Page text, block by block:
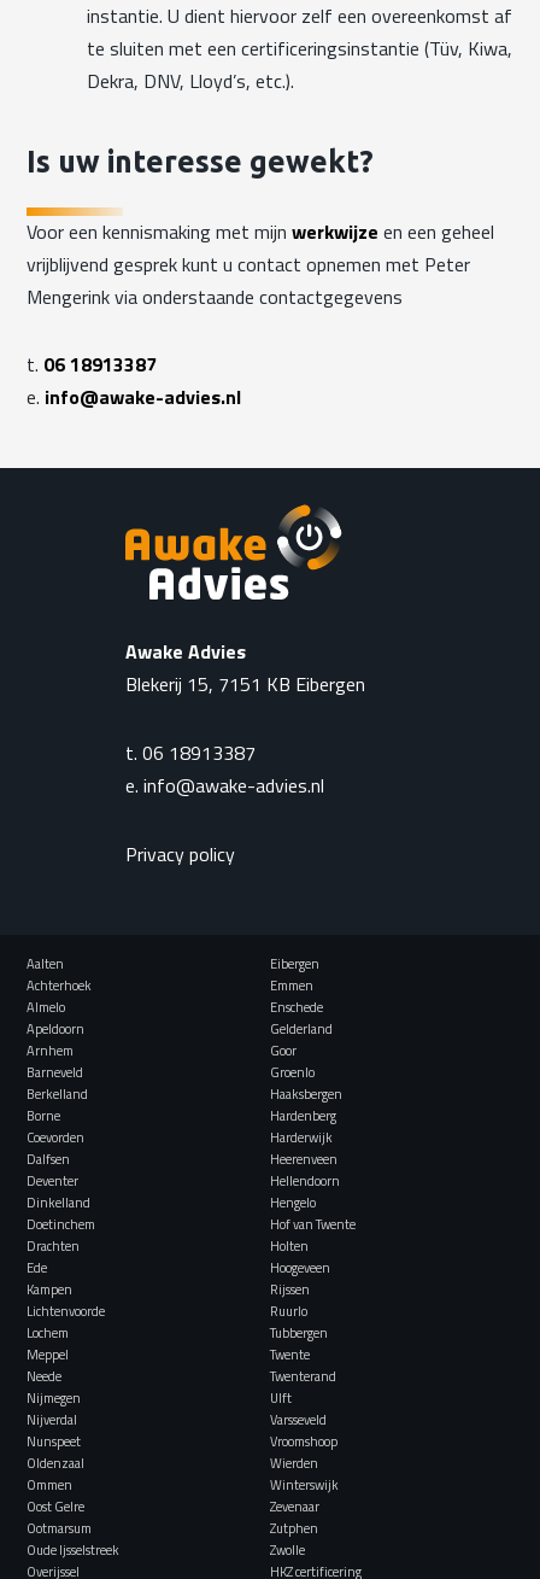
instantie. U dient hiervoor zelf een overeenkomst af
te sluiten met een certificeringsinstantie (Tüv, Kiwa,
Dekra, DNV, Lloyd’s, etc.).
Is uw interesse gewekt?
Voor een kennismaking met mijnwerkwijze en een geheel
vrijblijvend gesprek kunt u contact opnemen met Peter
Mengerink via onderstaande contactgegevens
t. 06 18913387
e. info@awake-advies.nl
Awake Advies
Blekerij 15, 7151 KB Eibergen
t. 06 18913387
e. info@awake-advies.nl
Privacy policy
Aalten
Achterhoek
Almelo
Apeldoorn
Arnhem
Barneveld
Berkelland
Borne
Coevorden
Dalfsen
Deventer
Dinkelland
Doetinchem
Drachten
Ede
Eibergen
Emmen
Enschede
Gelderland
Goor
Groenlo
Haaksbergen
Hardenberg
Harderwijk
Heerenveen
Hellendoorn
Hengelo
Hof van Twente
Holten
Hoogeveen
Kampen
Lichtenvoorde
Lochem
Meppel
Neede
Nijmegen
Nijverdal
Nunspeet
Oldenzaal
Ommen
Oost Gelre
Ootmarsum
Oude Ijsselstreek
Overijssel
Rijssen
Ruurlo
Tubbergen
Twente
Twenterand
Ulft
Varsseveld
Vroomshoop
Wierden
Winterswijk
Zevenaar
Zutphen
Zwolle
HKZ certificering